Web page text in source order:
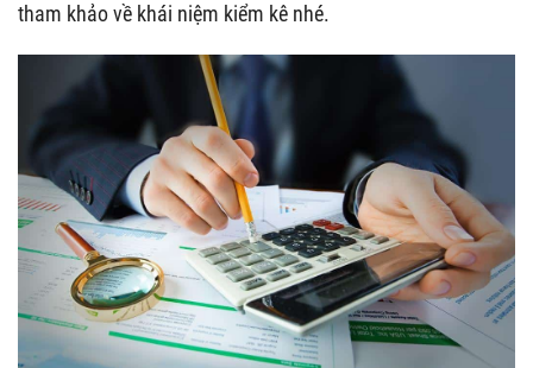
tham khảo về khái niệm kiểm kê nhé.